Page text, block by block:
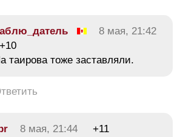
8 мая, 21:42
+10
таирова тоже заставляли.
8 мая, 21:44
+11